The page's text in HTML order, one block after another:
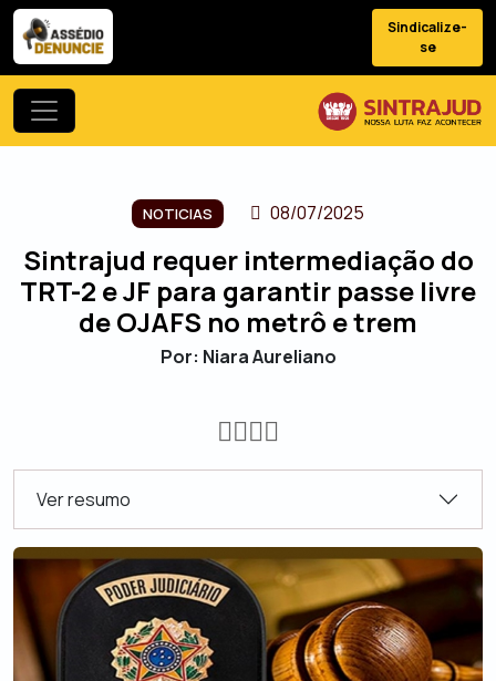
Sindicalize-
se
NOTICIAS 08/07/2025
Sintrajud requer intermediação do
TRT-2 e JF para garantir passe livre
de OJAFS no metrô e trem
Por: Niara Aureliano
Ver resumo